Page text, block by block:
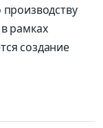
рамках
создание